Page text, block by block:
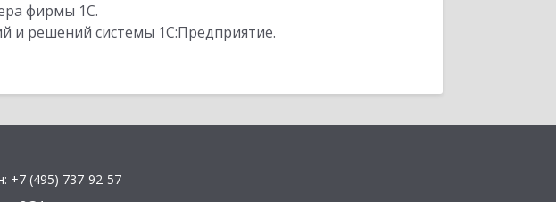
фирмы 1С.
и решений системы 1С:Предприятие.
+7 (495) 737-92-57